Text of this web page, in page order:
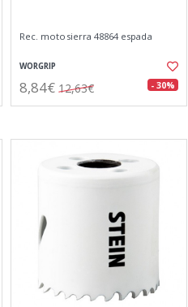
Rec. motosierra 48864 espada
WORGRIP
8,84€ 12,63€ - 30%